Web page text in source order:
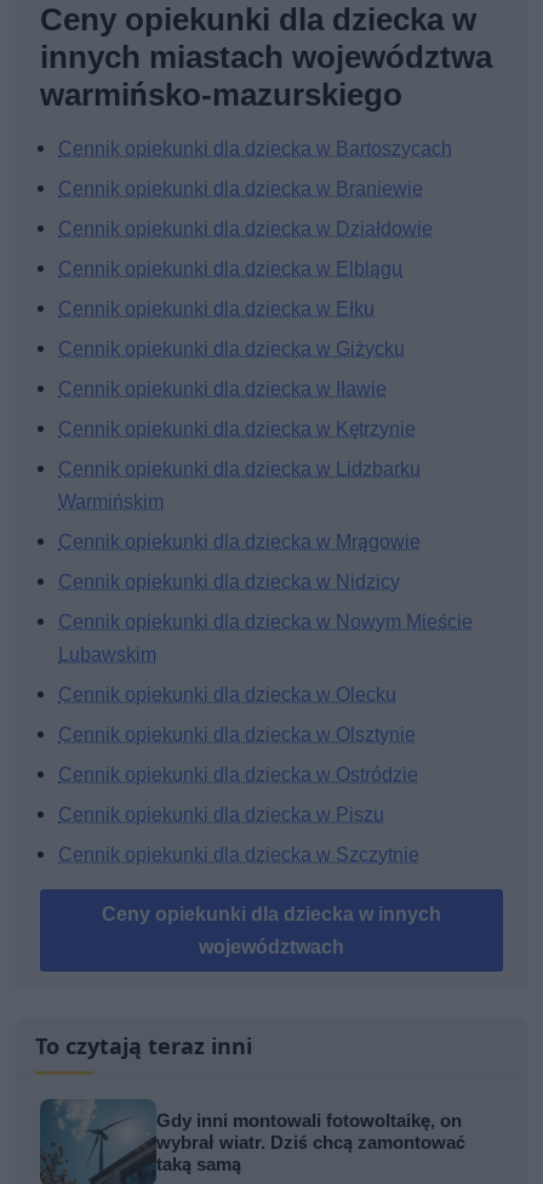
Ceny opiekunki dla dziecka w
innych miastach województwa
warmińsko-mazurskiego
Cennik opiekunki dla dziecka w Bartoszycach
Cennik opiekunki dla dziecka w Braniewie
Cennik opiekunki dla dziecka w Działdowie
Cennik opiekunki dla dziecka w Elblągu
Cennik opiekunki dla dziecka w Ełku
Cennik opiekunki dla dziecka w Giżycku
Cennik opiekunki dla dziecka w Iławie
Cennik opiekunki dla dziecka w Kętrzynie
Cennik opiekunki dla dziecka w Lidzbarku
Warmińskim
Cennik opiekunki dla dziecka w Mrągowie
Cennik opiekunki dla dziecka w Nidzicy
Cennik opiekunki dla dziecka w Nowym Mieście
Lubawskim
Cennik opiekunki dla dziecka w Olecku
Cennik opiekunki dla dziecka w Olsztynie
Cennik opiekunki dla dziecka w Ostródzie
Cennik opiekunki dla dziecka w Piszu
Cennik opiekunki dla dziecka w Szczytnie
Ceny opiekunki dla dziecka w innych
województwach
To czytają teraz inni
Gdy inni montowali fotowoltaikę, on
wybrał wiatr. Dziś chcą zamontować
taką samą